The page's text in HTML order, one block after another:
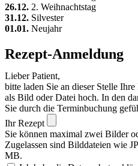
26.12. 2. Weihnachtstag
31.12. Silvester
01.01. Neujahr
Rezept-Anmeldung
Lieber Patient,
bitte laden Sie an dieser Stelle
als Bild oder Datei hoch. In den
Sie durch die Terminbuchung
Ihr Rezept
Sie können maximal zwei Bilder
Zugelassen sind Bilddateien wie
MB.